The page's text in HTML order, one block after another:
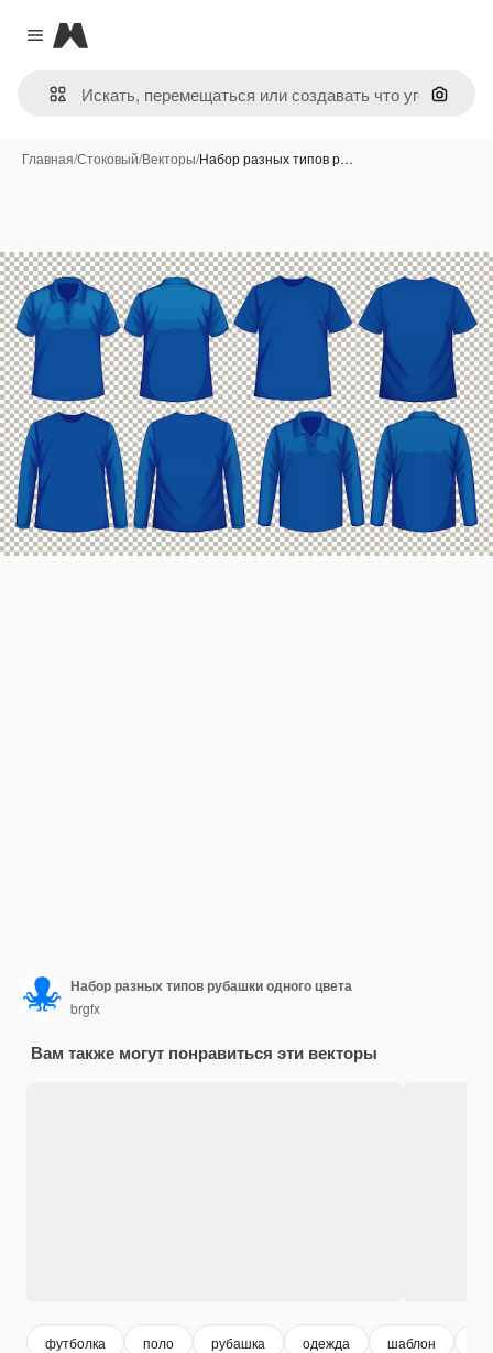
Close menu
Magnific
Поиск
Главная/Стоковый/Векторы/Набор разных типов р…
Набор разных типов рубашки одного цвета
brgfx
Вам также могут понравиться эти векторы
футболка поло рубашка одежда шаблон